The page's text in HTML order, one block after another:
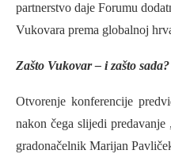
partnerstvo daje Forumu
Vukovara prema globalnoj
Zašto Vukovar – i zašto sada?
Otvorenje konferencije
nakon čega slijedi
gradonačelnik Marijan